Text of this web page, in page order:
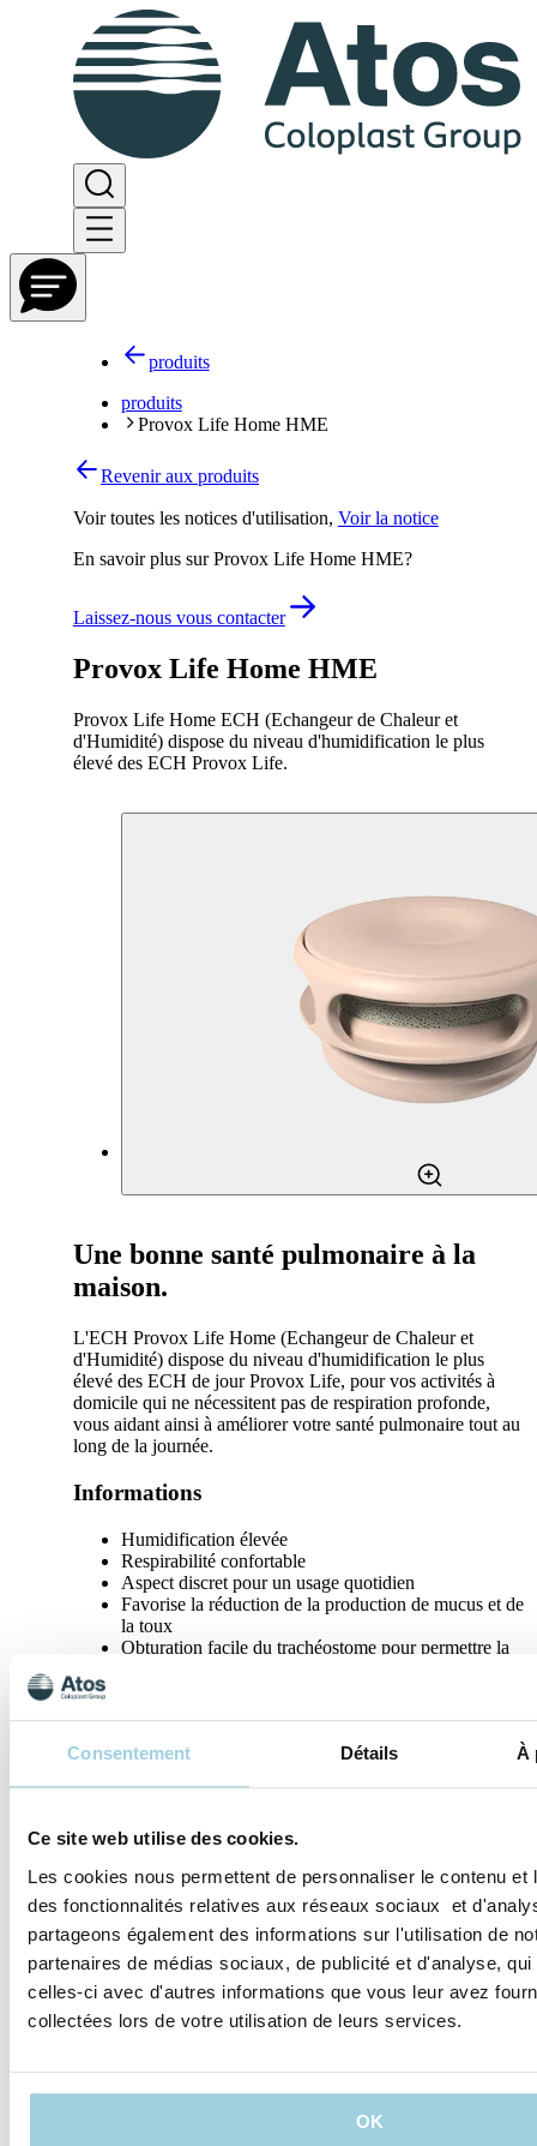
Consentement Détails À
Ce site web utilise des cookies.
Les cookies nous permettent de personnaliser le contenu et
des fonctionnalités relatives aux réseaux sociaux et
partageons également des informations sur l'utilisation de
partenaires de médias sociaux, de publicité et d'analyse,
celles-ci avec d'autres informations que vous leur avez
collectées lors de votre utilisation de leurs services.
OK
produits
produits
Provox Life Home HME
Provox Life Home HME
Provox Life Home ECH (Echangeur de Chaleur et
d'Humidité) dispose du niveau d'humidification le plus
élevé des ECH Provox Life.
Revenir aux produits
Une bonne santé pulmonaire à la
maison.
L'ECH Provox Life Home (Echangeur de Chaleur et
d'Humidité) dispose du niveau d'humidification le plus
élevé des ECH de jour Provox Life, pour vos activités à
domicile qui ne nécessitent pas de respiration profonde,
vous aidant ainsi à améliorer votre santé pulmonaire tout au
long de la journée.
Informations
Humidification élevée
Respirabilité confortable
Aspect discret pour un usage quotidien
Favorise la réduction de la production de mucus et de
la toux
Obturation facile du trachéostome pour permettre la
Voir toutes les notices d'utilisation, Voir la notice
En savoir plus sur Provox Life Home HME?
Laissez-nous vous contacter